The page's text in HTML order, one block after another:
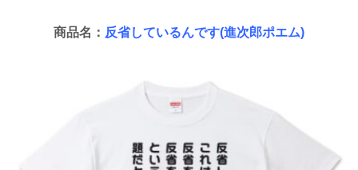
商品名： 反省しているんです(進次郎ポエム)